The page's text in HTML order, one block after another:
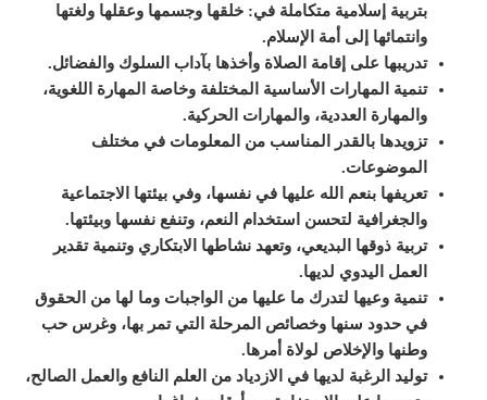
بتربية إسلامية متكاملة في: خلقها وجسمها وعقلها ولغتها
وانتمائها إلى أمة الإسلام.
تدريبها على إقامة الصلاة وأخذها بآداب السلوك والفضائل.
تنمية المهارات الأساسية المختلفة وخاصة المهارة اللغوية،
والمهارة العددية، والمهارات الحركية.
تزويدها بالقدر المناسب من المعلومات في مختلف
الموضوعات.
تعريفها بنعم الله عليها في نفسها، وفي بيئتها الاجتماعية
والجغرافية لتحسن استخدام النعم، وتنفع نفسها وبيئتها.
تربية ذوقها البديعي، وتعهد نشاطها الابتكاري وتنمية تقدير
العمل اليدوي لديها.
تنمية وعيها لتدرك ما عليها من الواجبات وما لها من الحقوق
في حدود سنها وخصائص المرحلة التيتمر بها، وغرس حب
وطنها والإخلاص لولاة أمرها.
توليد الرغبة لديها في الازدياد من العلم النافع والعمل الصالح،